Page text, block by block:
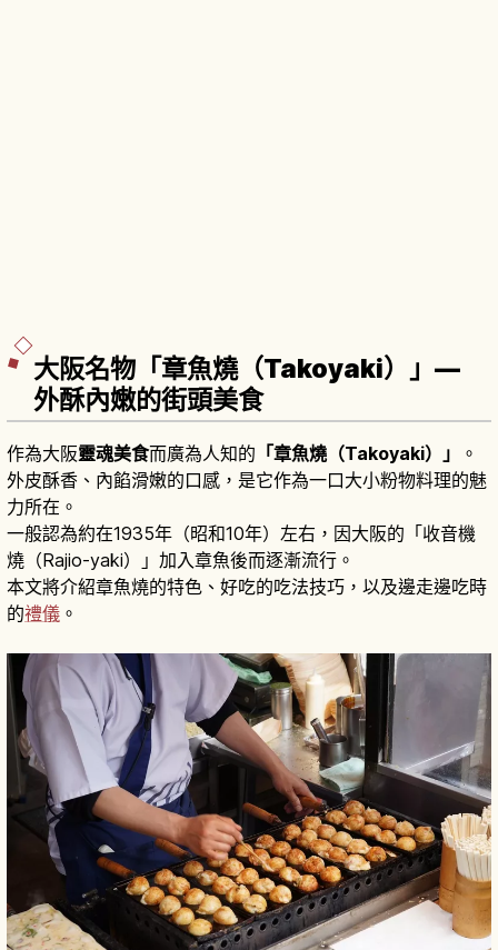
大阪名物「章魚燒（Takoyaki）」—
外酥內嫩的街頭美食
作為大阪靈魂美食而廣為人知的 「章魚燒（Takoyaki）」
。
外皮酥香、內餡滑嫩的口感，是它作為一口大小粉物料理的魅
力所在。
一般認為約在1935年（昭和10年）左右，因大阪的「收音機
燒（Rajio-yaki）」加入章魚後而逐漸流行。
本文將介紹章魚燒的特色、好吃的吃法技巧，以及邊走邊吃時
的禮儀 。